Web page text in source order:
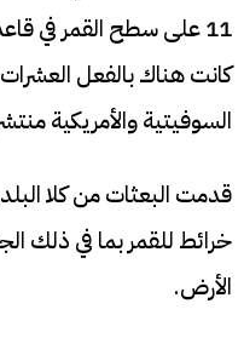
كانت هناك بالفعل
السوفيتية والأمريكية
قدمت البعثات من كلا
خرائط للقمر بما في ذلك
الأرض.